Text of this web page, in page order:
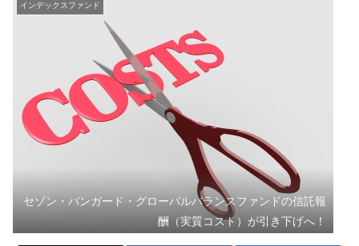
インデックスファンド
セゾン・バンガード・グローバルバランスファンドの信託報
酬（実質コスト）が引き下げへ！